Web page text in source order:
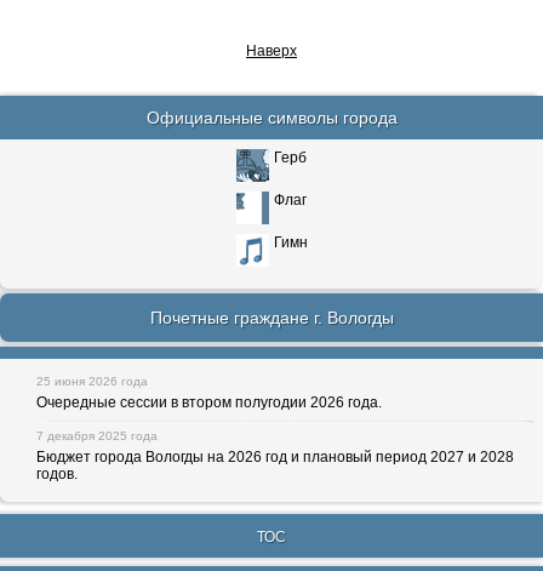
Наверх
Официальные символы города
Герб
Флаг
Гимн
Почетные граждане г. Вологды
25 июня 2026 года
Очередные сессии в втором полугодии 2026 года.
7 декабря 2025 года
Бюджет города Вологды на 2026 год и плановый период 2027 и 2028
годов.
ТОС